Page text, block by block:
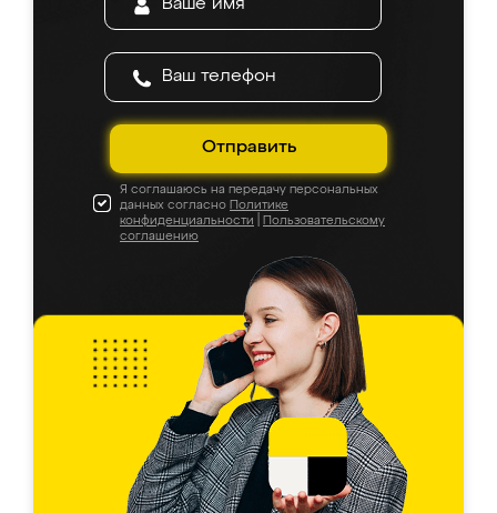
Отправить
Я соглашаюсь на передачу персональных
данных согласно Политике
конфиденциальности
Пользовательскому
соглашению